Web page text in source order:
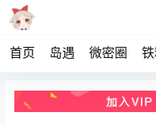
首页 岛遇 微密圈